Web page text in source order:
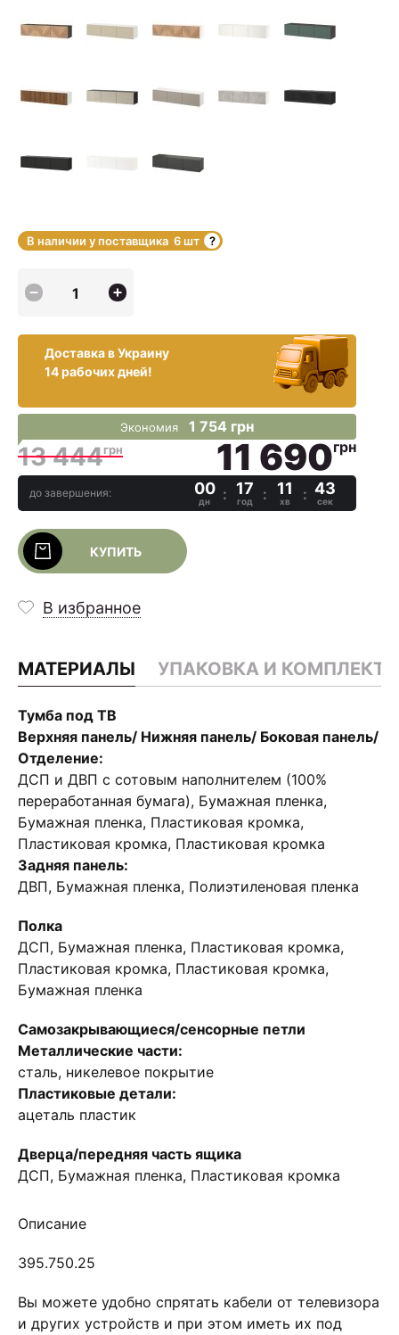
В наличии у поставщика 6 шт
Доставка в Украину
14 рабочих дней!
Экономия 1 754 грн
13 444грн 11 690грн
до завершения: 00
дн
17
год
11
хв
43
сек
КУПИТЬ
В избранное
МАТЕРИАЛЫ УПАКОВКА И
Тумба под ТВ
Верхняя панель/ Нижняя панель/ Боковая панель/
Отделение:
ДСП и ДВП с сотовым наполнителем (100%
переработанная бумага), Бумажная пленка,
Бумажная пленка, Пластиковая кромка,
Пластиковая кромка, Пластиковая кромка
Задняя панель:
ДВП, Бумажная пленка, Полиэтиленовая пленка
Полка
ДСП, Бумажная пленка, Пластиковая кромка,
Пластиковая кромка, Пластиковая кромка,
Бумажная пленка
Самозакрывающиеся/сенсорные петли
Металлические части:
сталь, никелевое покрытие
Пластиковые детали:
ацеталь пластик
Дверца/передняя часть ящика
ДСП, Бумажная пленка, Пластиковая кромка
Описание
395.750.25
Вы можете удобно спрятать кабели от телевизора
и других устройств и при этом иметь их под